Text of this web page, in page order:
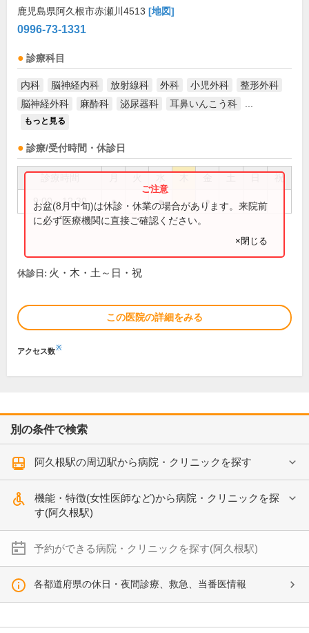
鹿児島県阿久根市赤瀬川4513 [地図]
0996-73-1331
診療科目
内科 脳神経内科 放射線科 外科 小児外科
整形外科
脳神経外科
麻酔科 泌尿器科 耳鼻いんこう科
もっと見る
診療/受付時間・休診日
祝
9:00～12:30 ● ● ●
お盆(8月中旬)は休診・休業の場合があります。来院前
に必ず医療機関に直接ご確認ください。
×閉じる
休診日: 火・木・土～日・祝
この医院の詳細をみる
アクセス数※
別の条件で検索
阿久根駅の周辺駅から病院・クリニックを探す
機能・特徴(女性医師など)から病院・クリニックを探
す(阿久根駅)
予約ができる病院・クリニックを探す(阿久根駅)
各都道府県の休日・夜間診療、救急、当番医情報